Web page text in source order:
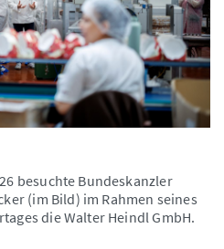
besuchte Bundeskanzler
(im Bild) im Rahmen seines
die Walter Heindl GmbH.